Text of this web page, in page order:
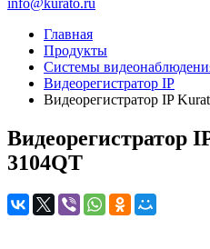
info@kurato.ru
Главная
Продукты
Системы
Видеорегистратор IP
Видеорегистратор IP
Видеорегистратор
3104QT